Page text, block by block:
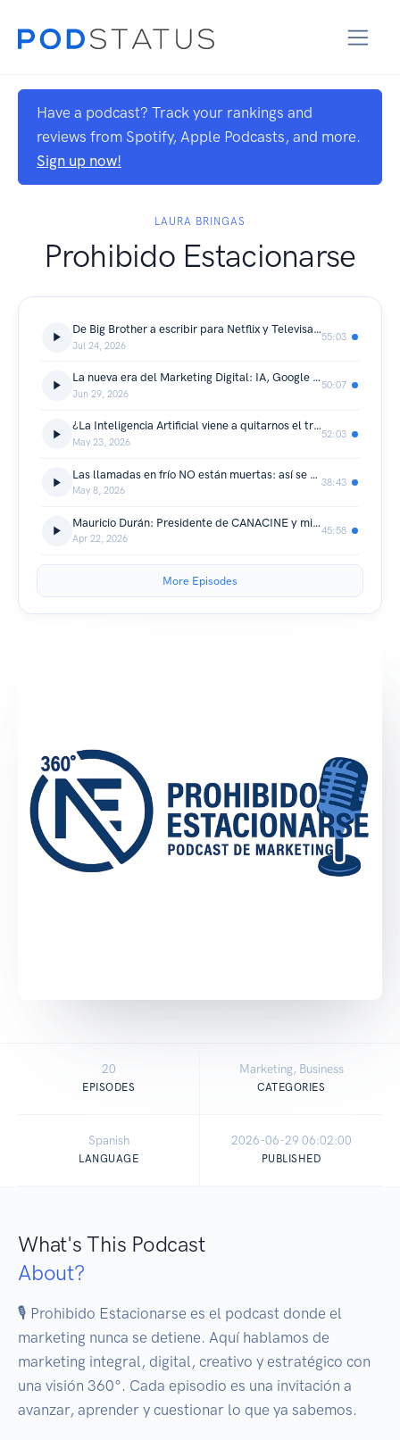
Have a podcast? Track your rankings and
reviews from Spotify, Apple Podcasts, and more.
Sign up now!
LAURA BRINGAS
Prohibido Estacionarse
De Big Brother a escribir para Netflix y Televisa | La historia de Vanessa Varela
Jul 24, 2026
55:03
La nueva era del Marketing Digital: IA, Google Ads, Buyer Persona y Ventas B2B
Jun 29, 2026
50:07
¿La Inteligencia Artificial viene a quitarnos el trabajo… o a transformar la forma en la que hacemos negocios?
May 23, 2026
52:03
Las llamadas en frío NO están muertas: así se consiguen clientes B2B
May 8, 2026
38:43
Mauricio Durán: Presidente de CANACINE y miembro de la Academia de los Oscar
Apr 22, 2026
45:58
More Episodes
20
EPISODES
Marketing, Business
CATEGORIES
Spanish
LANGUAGE
2026-06-29 06:02:00
PUBLISHED
What's This Podcast
About?
🎙️ Prohibido Estacionarse es el podcast donde el
marketing nunca se detiene. Aquí hablamos de
marketing integral, digital, creativo y estratégico con
una visión 360°. Cada episodio es una invitación a
avanzar, aprender y cuestionar lo que ya sabemos.